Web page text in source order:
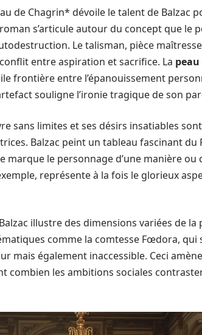
de Chagrin* dévoile le talent de Balzac
s’articule autour du concept que le
Le talisman, pièce
entre aspiration et sacrifice. La
frontière entre l’épanouissement
souligne l’ironie tragique de son
sans limites et ses désirs insatiables
Balzac peint un tableau fascinant
marque le personnage d’une manière ou
représente à la fois le glorieux
illustre des dimensions variées de
comme la comtesse Fœdora, qui
mais également inaccessible. Ceci
combien les ambitions sociales